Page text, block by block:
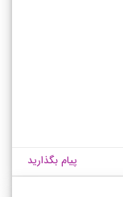
پیام بگذارید